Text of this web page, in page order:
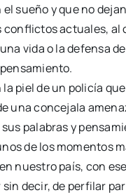
sue­ño y que no
con­flic­tos actua­les,
vida o la defen­sa
la piel de un poli­cía
una con­ce­ja­la
pala­bras y
de los momen­tos
nues­tro país, con
sin decir, de per­fi­lar